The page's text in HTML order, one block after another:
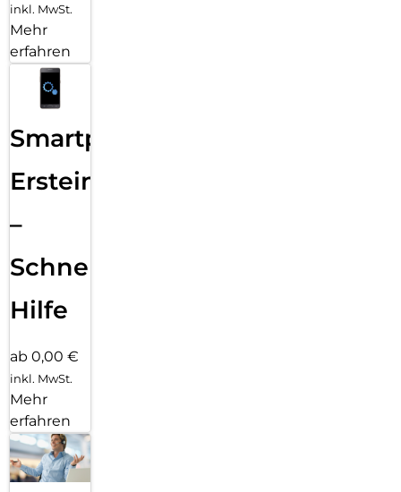
inkl. MwSt.
Mehr
erfahren
Smartphone
Ersteinrichtung
–
Schnelle
Hilfe
ab 0,00 €
inkl. MwSt.
Mehr
erfahren